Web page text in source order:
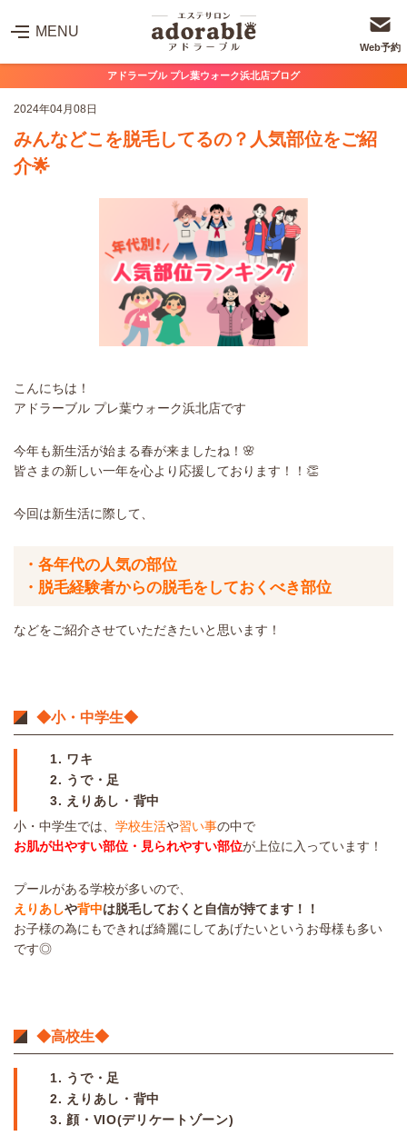
アドラーブル プレ葉ウォーク浜北店ブログ
MENU
Web予約
2024年04月08日
みんなどこを脱毛してるの？人気部位をご紹
介🌟
こんにちは！
アドラーブル プレ葉ウォーク浜北店です
今年も新生活が始まる春が来ましたね！🌸
皆さまの新しい一年を心より応援しております！！👏
今回は新生活に際して、
・各年代の人気の部位
・脱毛経験者からの脱毛をしておくべき部位
などをご紹介させていただきたいと思います！
◆小・中学生◆
1. ワキ
2. うで・足
3. えりあし・背中
小・中学生では、 学校生活や習い事の中で
お肌が出やすい部位・見られやすい部位が上位に入っています！
プールがある学校が多いので、
えりあしや背中は脱毛しておくと自信が持てます！！
お子様の為にもできれば綺麗にしてあげたいというお母様も多い
です◎
◆高校生◆
1. うで・足
2. えりあし・背中
3. 顔・VIO(デリケートゾーン)